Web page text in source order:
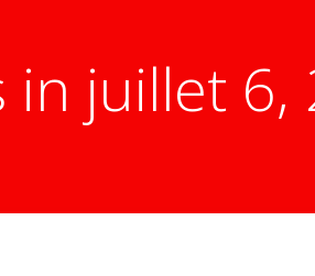
in juillet 6,